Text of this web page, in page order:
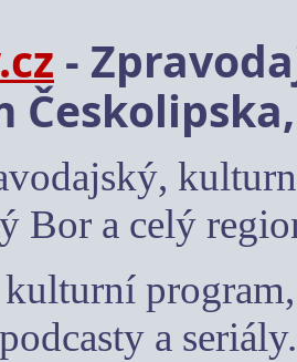
-
Bor a celý
a seriály.